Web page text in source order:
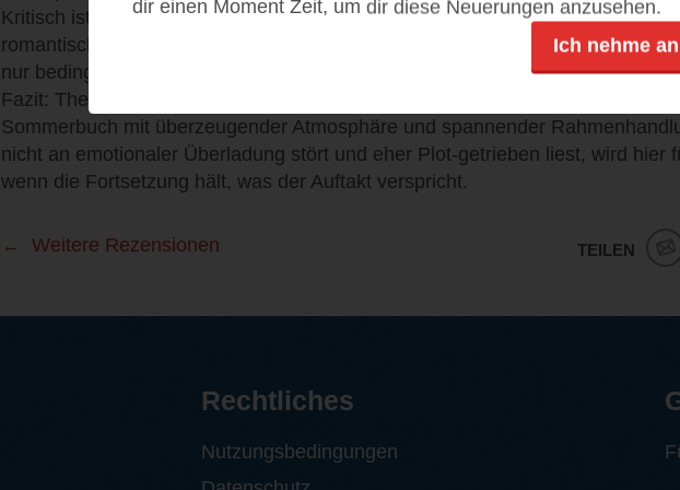
Kritisch ist die thematische Überfrachtung: Verlust, psychische Belastung,
romantische Verstrickungen – all das in einem eher kurzen Roman
nur bedingt. Viele Themen bleiben skizziert, statt entfaltet.
Fazit: The Summer That Broke Us ist ein schnell zu lesendes, handwerklich
Sommerbuch mit überzeugender Atmosphäre und spannender
nicht an emotionaler Überladung stört und eher Plot-getrieben liest, wird hier
wenn die Fortsetzung hält, was der Auftakt verspricht.
TEILEN
Weitere Rezensionen
dir einen Moment Zeit, um dir diese Neuerungen anzusehen.
Ich nehme an
Rechtliches
Nutzungsbedingungen